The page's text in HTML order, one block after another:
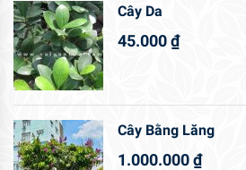
Cây Da
45.000₫
Cây Bằng Lăng
1.000.000₫